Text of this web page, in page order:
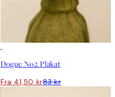
Dogue No2 Plakat
Fra 41,50 kr83 kr